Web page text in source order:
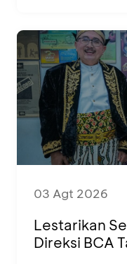
03 Agt 2026
Lestarikan
Direksi BCA